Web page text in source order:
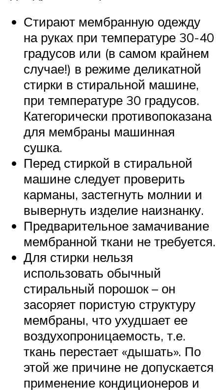
Стирают мембранную одежду
на руках при температуре 30-40
градусов или (в самом крайнем
случае!) в режиме деликатной
стирки в стиральной машине,
при температуре 30 градусов.
Категорически противопоказана
для мембраны машинная
сушка.
Перед стиркой в стиральной
машине следует проверить
карманы, застегнуть молнии и
вывернуть изделие наизнанку.
Предварительное замачивание
мембранной ткани не требуется.
Для стирки нельзя
использовать обычный
стиральный порошок – он
засоряет пористую структуру
мембраны, что ухудшает ее
воздухопроницаемость, т.е.
ткань перестает «дышать». По
этой же причине не допускается
применение кондиционеров и